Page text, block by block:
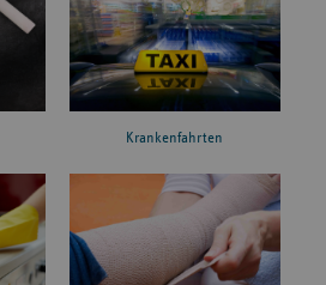
Krankenfahrten